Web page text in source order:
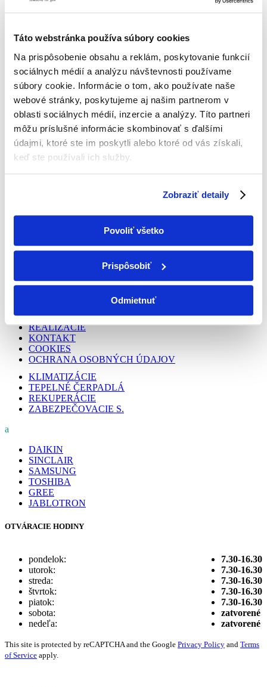
Táto webstránka používa súbory cookies
Na prispôsobenie obsahu a reklám, poskytovanie funkcií
sociálnych médií a analýzu návštevnosti používame
súbory cookie. Informácie o tom, ako používate naše
webové stránky, poskytujeme aj našim partnerom v
oblasti sociálnych médií, inzercie a analýzy. Títo partneri
môžu príslušné informácie skombinovať s ďalšími
údajmi, ktoré ste im poskytli alebo ktoré od vás získali,
keď ste používali ich služby.
Zobraziť detaily
Povoliť všetko
Prispôsobiť
Odmietnuť
IČO: 52 407 861
IČ DPH: SK2121013532
+421 907 154 850
office@hvpartners.sk
Hurbanova 3057/57C,
90501 Senica
Slovensko
vzduchotechniky, tepelných čerpadiel a
zabezpečovacích systémov na celom území
Západného Slovenska s primárnym pôsobením
PODSTRÁNKY
PREČO MY
REALIZÁCIE
KONTAKT
COOKIES
OCHRANA OSOBNÝCH ÚDAJOV
KLIMATIZÁCIE
TEPELNÉ ČERPADLÁ
REKUPERÁCIE
ZABEZPEČOVACIE S.
a
DAIKIN
SINCLAIR
SAMSUNG
TOSHIBA
GREE
JABLOTRON
OTVÁRACIE HODINY
pondelok:
utorok:
streda:
štvrtok:
piatok:
sobota:
nedeľa:
7.30-16.30
7.30-16.30
7.30-16.30
7.30-16.30
7.30-16.30
zatvorené
zatvorené
This site is protected by reCAPTCHA and the Google Privacy Policy and Terms
of Service apply.